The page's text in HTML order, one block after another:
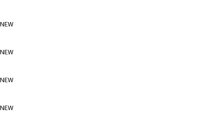
NEW
NEW
NEW
NEW